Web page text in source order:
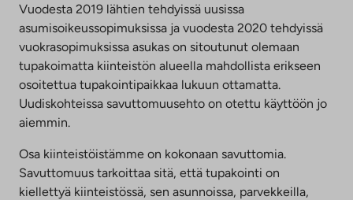
Vuodesta 2019 lähtien tehdyissä uusissa
asumisoikeussopimuksissa ja vuodesta 2020 tehdyissä
vuokrasopimuksissa asukas on sitoutunut olemaan
tupakoimatta kiinteistön alueella mahdollista erikseen
osoitettua tupakointipaikkaa lukuun ottamatta.
Uudiskohteissa savuttomuusehto on otettu käyttöön jo
aiemmin.
Osa kiinteistöistämme on kokonaan savuttomia.
Savuttomuus tarkoittaa sitä, että tupakointi on
kiellettyä kiinteistössä, sen asunnoissa, parvekkeilla,